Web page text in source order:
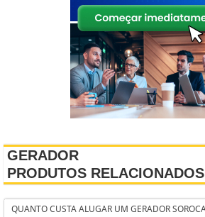
GERADOR
PRODUTOS RELACIONADOS
QUANTO CUSTA ALUGAR UM GERADOR